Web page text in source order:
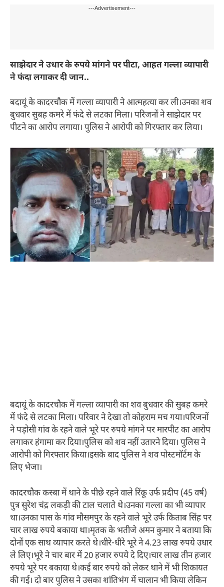
---Advertisement---
साझेदार ने उधार के रुपये मांगने पर पीटा, आहत गल्ला व्यापारी
ने फंदा लगाकर दी जान..
बदायूं के कादरचौक में गल्ला व्यापारी ने आत्महत्या कर ली।उनका शव
बुधवार सुबह कमरे में फंदे से लटका मिला। परिजनों ने साझेदार पर
पीटने का आरोप लगाया। पुलिस ने आरोपी को गिरफ्तार कर लिया।
बदायूं के कादरचौक में गल्ला व्यापारी का शव बुधवार की सुबह कमरे
में फंदे से लटका मिला। परिवार ने देखा तो कोहराम मच गया।परिजनों
ने पड़ोसी गांव के रहने वाले भूरे पर रुपये मांगने पर मारपीट का आरोप
लगाकर हंगामा कर दिया।पुलिस को शव नहीं उतारने दिया। पुलिस ने
आरोपी को गिरफ्तार किया।इसके बाद पुलिस ने शव पोस्टमॉर्टम के
लिए भेजा।
कादरचौक कस्बा में थाने के पीछे रहने वाले रिंकू उर्फ प्रदीप (45 वर्ष)
पुत्र सुरेश चंद्र लकड़ी की टाल चलाते थे।उनका गल्ला का भी व्यापार
था।उनका पास के गांव मौसमपुर के रहने वाले भूरे उर्फ किताब सिंह पर
चार लाख रुपये बकाया था।मृतक के भतीजे अमन कुमार ने बताया कि
दोनों एक साथ व्यापार करते थे।धीरे-धीरे भूरे ने 4.23 लाख रुपये उधार
ले लिए।भूरे ने चार बार में 20 हजार रुपये दे दिए।चार लाख तीन हजार
रुपये भूरे पर बकाया थे।कई बार रुपये को लेकर थाने में भी शिकायत
की गई। दो बार पुलिस ने उसका शांतिभंग में चालान भी किया लेकिन